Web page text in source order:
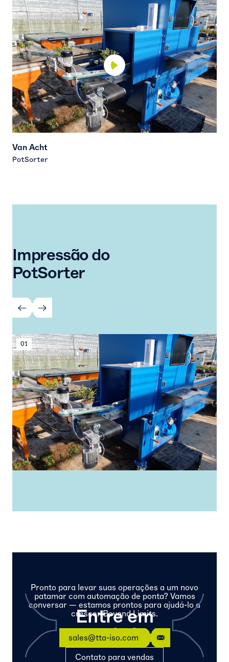
Van Acht
PotSorter
Impressão do
PotSorter
01
Pronto para levar suas operações a um novo
patamar com automação de ponta? Vamos
conversar — estamos prontos para ajudá-lo a
crescer Beyond Limits.
Entre em
contato
sales@tta-iso.com
Contato para vendas